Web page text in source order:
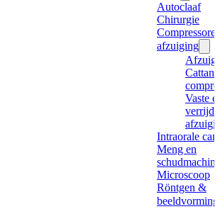
Autoclaaf
Chirurgie
afzuiging
Cattani
Vaste
Intraorale
Meng en
Microscoop
Röntgen &
beeldvorming